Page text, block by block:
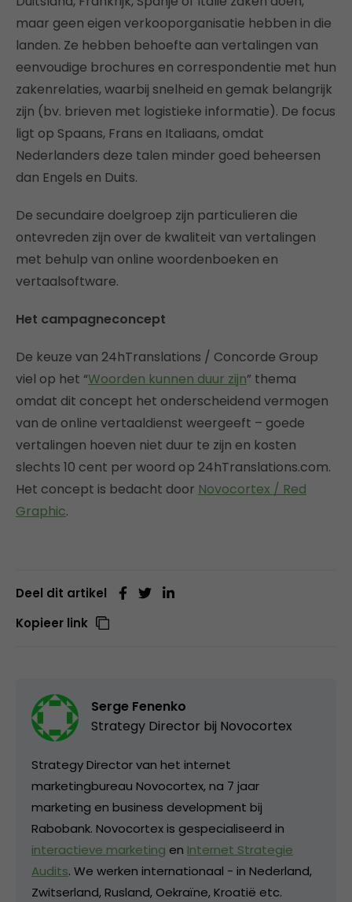
maar geen eigen verkooporganisatie hebben in die
landen. Ze hebben behoefte aan vertalingen van
eenvoudige brochures en correspondentie met hun
zakenrelaties, waarbij snelheid en gemak belangrijk
zijn (bv. brieven met logistieke informatie). De focus
ligt op Spaans, Frans en Italiaans, omdat
Nederlanders deze talen minder goed beheersen
dan Engels en Duits.
De secundaire doelgroep zijn particulieren die
ontevreden zijn over de kwaliteit van vertalingen
met behulp van online woordenboeken en
vertaalsoftware.
Het campagneconcept
De keuze van 24hTranslations / Concorde Group
viel op het “Woorden kunnen duur zijn” thema
omdat dit concept het onderscheidend vermogen
van de online vertaaldienst weergeeft – goede
vertalingen hoeven niet duur te zijn en kosten
slechts 10 cent per woord op 24hTranslations.com.
Het concept is bedacht door Novocortex / Red
Graphic.
Deel dit artikel
Kopieer link
Serge Fenenko
Strategy Director bij Novocortex
Strategy Director van het internet
marketingbureau Novocortex, na 7 jaar
marketing en business development bij
Rabobank. Novocortex is gespecialiseerd in
interactieve marketing en Internet Strategie
Audits. We werken internationaal - in Nederland,
Zwitserland, Rusland, Oekraïne, Kroatië etc.